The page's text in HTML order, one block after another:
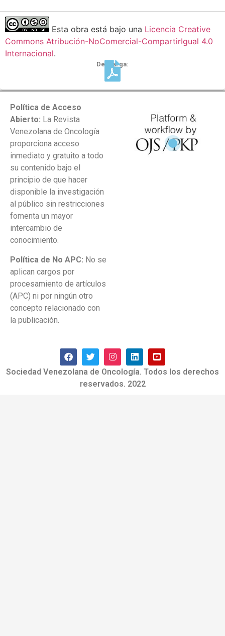
Esta obra está bajo una Licencia Creative
Commons Atribución-NoComercial-CompartirIgual 4.0
Internacional.
Descarga:
Política de Acceso
Abierto: La Revista
Venezolana de Oncología
proporciona acceso
inmediato y gratuito a todo
su contenido bajo el
principio de que hacer
disponible la investigación
al público sin restricciones
fomenta un mayor
intercambio de
conocimiento.
Política de No APC: No se
aplican cargos por
procesamiento de artículos
(APC) ni por ningún otro
concepto relacionado con
la publicación.
Sociedad Venezolana de Oncología. Todos los derechos
reservados. 2022